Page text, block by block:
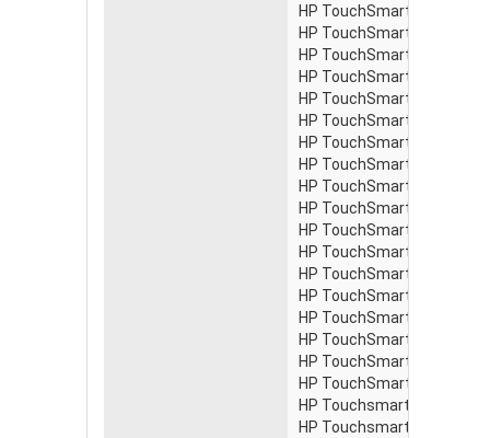
HP TouchSmart 300-
HP TouchSmart 300-
HP TouchSmart 300-
HP TouchSmart 300-
HP TouchSmart 300-
HP TouchSmart 300-
HP TouchSmart 300-1330
HP TouchSmart 300-1340
HP TouchSmart 300-1360
HP TouchSmart300-
HP TouchSmart300-1003
HP TouchSmart300-
HP TouchSmart300-
HP TouchSmart300-
HP TouchSmart300-1025it
HP TouchSmart300-
HP TouchSmart300-
HP TouchSmart300-
HP Touchsmart 300-
HP Touchsmart 300-